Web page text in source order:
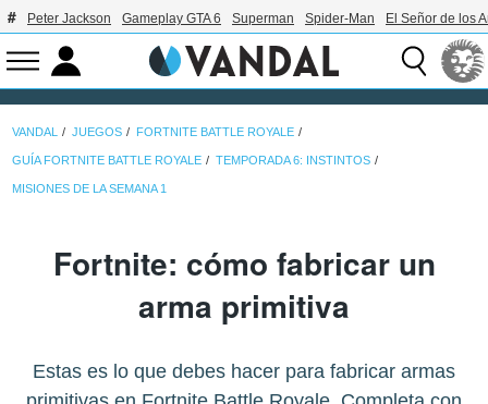
Peter Jackson Gameplay GTA 6 Superman Spider-Man El Señor de los
VANDAL JUEGOS FORTNITE BATTLE ROYALE
GUÍA FORTNITE BATTLE ROYALE TEMPORADA 6: INSTINTOS
MISIONES DE LA SEMANA 1
Fortnite: cómo fabricar un
arma primitiva
Estas es lo que debes hacer para fabricar armas